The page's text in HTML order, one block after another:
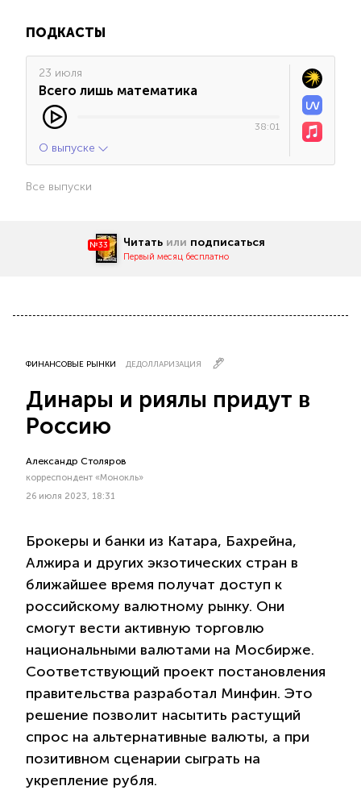
ПОДКАСТЫ
23 июля
Всего лишь математика
38:01
О выпуске
Все выпуски
№33 Читать или подписаться
Первый месяц бесплатно
ФИНАНСОВЫЕ РЫНКИ ДЕДОЛЛАРИЗАЦИЯ
Динары и риялы придут в
Россию
Александр Столяров
корреспондент «Монокль»
26 июля 2023, 18:31
Брокеры и банки из Катара, Бахрейна,
Алжира и других экзотических стран в
ближайшее время получат доступ к
российскому валютному рынку. Они
смогут вести активную торговлю
национальными валютами на Мосбирже.
Соответствующий проект постановления
правительства разработал Минфин. Это
решение позволит насытить растущий
спрос на альтернативные валюты, а при
позитивном сценарии сыграть на
укрепление рубля.